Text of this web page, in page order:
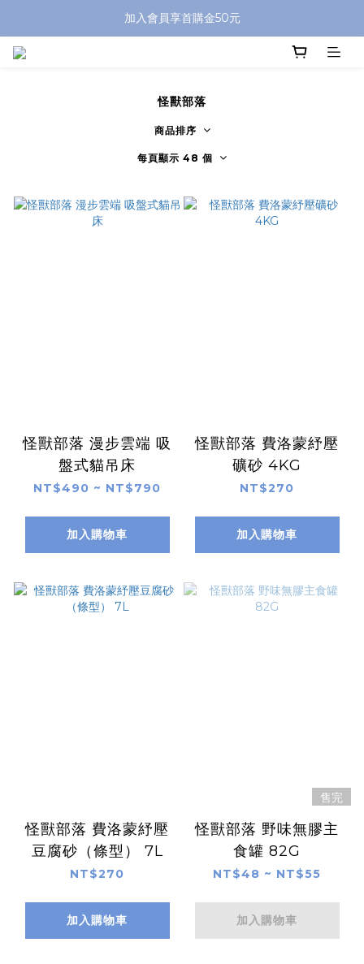
加入會員享首購金50元
怪獸部落
商品排序
每頁顯示 48 個
怪獸部落 漫步雲端 吸
盤式貓吊床
NT$490 ~ NT$790
加入購物車
怪獸部落 費洛蒙紓壓
礦砂 4KG
NT$270
加入購物車
怪獸部落 費洛蒙紓壓
豆腐砂（條型） 7L
NT$270
加入購物車
售完
怪獸部落 野味無膠主
食罐 82G
NT$48 ~ NT$55
加入購物車